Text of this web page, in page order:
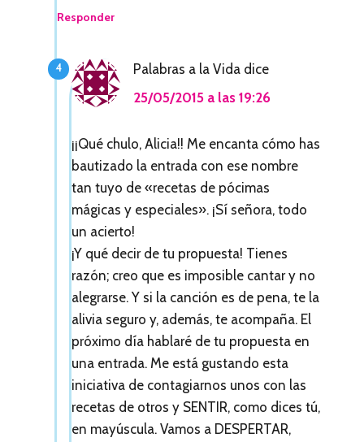
Responder
Palabras a la Vida dice
25/05/2015 a las 19:26
¡¡Qué chulo, Alicia!! Me encanta cómo has
bautizado la entrada con ese nombre
tan tuyo de «recetas de pócimas
mágicas y especiales». ¡Sí señora, todo
un acierto!
¡Y qué decir de tu propuesta! Tienes
razón; creo que es imposible cantar y no
alegrarse. Y si la canción es de pena, te la
alivia seguro y, además, te acompaña. El
próximo día hablaré de tu propuesta en
una entrada. Me está gustando esta
iniciativa de contagiarnos unos con las
recetas de otros y SENTIR, como dices tú,
en mayúscula. Vamos a DESPERTAR,